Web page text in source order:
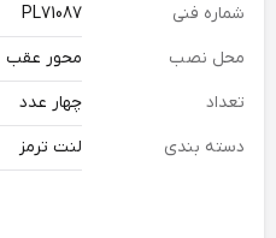
شماره فنی
PL71087
محل نصب
محور عقب
تعداد
چهار عدد
دسته بندی
لنت ترمز